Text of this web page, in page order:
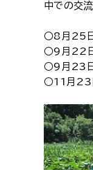
中での交
○8月25日
○9月22日
○9月23日
○11月23